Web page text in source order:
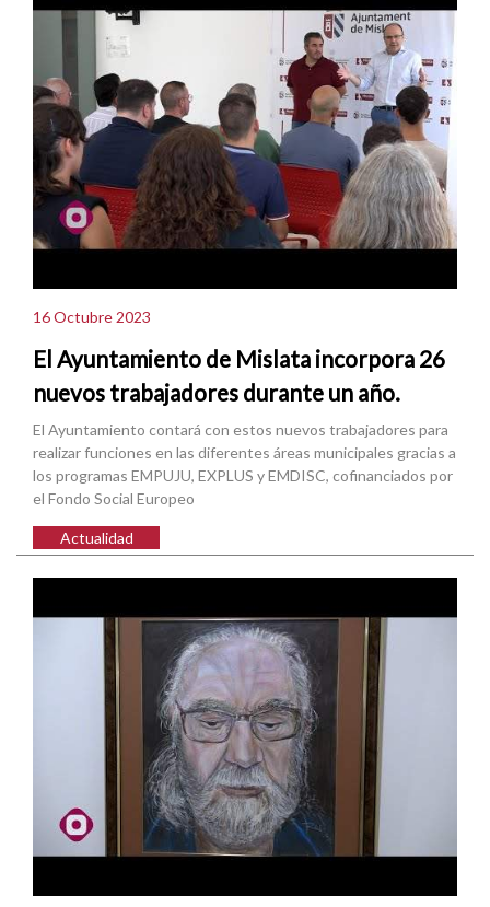
16 Octubre 2023
El Ayuntamiento de Mislata incorpora 26
nuevos trabajadores durante un año.
El Ayuntamiento contará con estos nuevos trabajadores para
realizar funciones en las diferentes áreas municipales gracias a
los programas EMPUJU, EXPLUS y EMDISC, cofinanciados por
el Fondo Social Europeo
Actualidad